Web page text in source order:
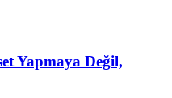
Yapmaya Değil,